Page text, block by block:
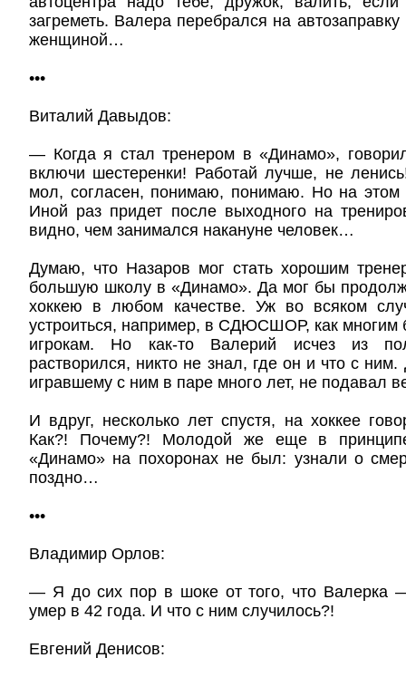
загреметь. Валера перебрался на
женщиной…
•••
Виталий Давыдов:
— Когда я стал тренером в «Динамо»,
включи шестеренки! Работай лучше, не
мол, согласен, понимаю, понимаю. Но на этом
Иной раз придет после выходного на
видно, чем занимался накануне человек…
Думаю, что Назаров мог стать хорошим
большую школу в «Динамо». Да мог бы
хоккею в любом качестве. Уж во всяком
устроиться, например, в СДЮСШОР, как
игрокам. Но как-то Валерий исчез из
растворился, никто не знал, где он и что с
игравшему с ним в паре много лет, не подавал
И вдруг, несколько лет спустя, на хоккее
Как?! Почему?! Молодой же еще в
«Динамо» на похоронах не был: узнали о
поздно…
•••
Владимир Орлов:
— Я до сих пор в шоке от того, что Валерка
умер в 42 года. И что с ним случилось?!
Евгений Денисов: